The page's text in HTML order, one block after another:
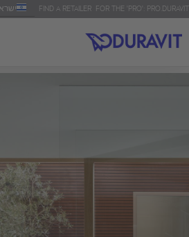
FOR THE 'PRO': PRO.DURAVIT
FIND A RETAILER